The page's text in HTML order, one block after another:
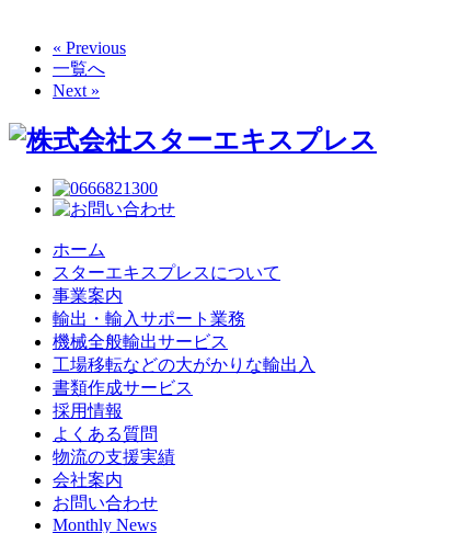
« Previous
一覧へ
Next »
ホーム
スターエキスプレスについて
事業案内
輸出・輸入サポート業務
機械全般輸出サービス
工場移転などの大がかりな輸出入
書類作成サービス
採用情報
よくある質問
物流の支援実績
会社案内
お問い合わせ
Monthly News